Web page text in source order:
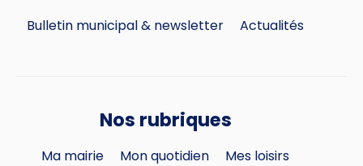
Bulletin municipal & newsletter
Actualités
Nos rubriques
Ma mairie Mon quotidien
Mes loisirs